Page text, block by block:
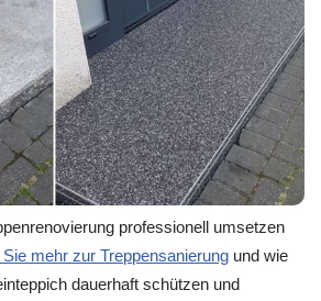
professionell umsetzen
mehr zur Treppensanierung und wie
dauerhaft schützen und